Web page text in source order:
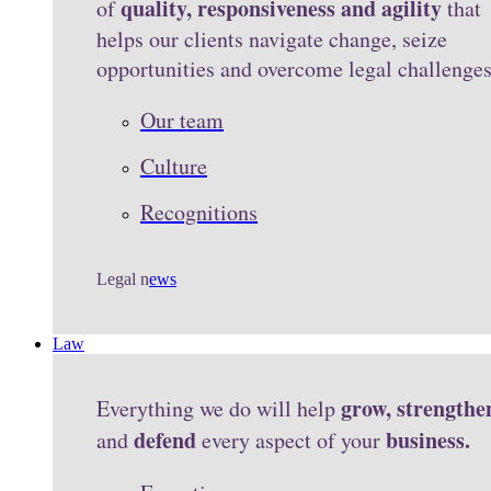
ofquality, responsiveness and agilitythat
helps our clients navigate change, seize
opportunities and overcome legal
Our team
Culture
Recognitions
Legal news
Law
Everything we do will helpgrow,
anddefendevery aspect of yourbusiness.